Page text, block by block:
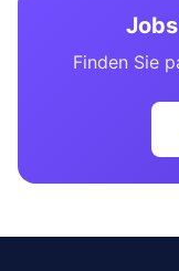
Finden Sie